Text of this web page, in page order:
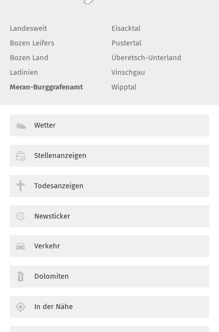
Landesweit
Bozen Leifers
Bozen Land
Ladinien
Meran-Burggrafenamt
Eisacktal
Pustertal
Überetsch-Unterland
Vinschgau
Wipptal
Wetter
Stellenanzeigen
Todesanzeigen
Newsticker
Verkehr
Dolomiten
In der Nähe